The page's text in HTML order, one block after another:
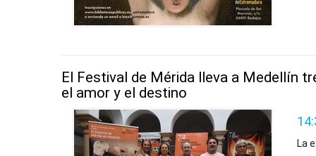
El Festival de Mérida lleva a Medellín
el amor y el destino
La